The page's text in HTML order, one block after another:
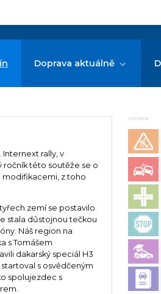
Doprava aktuálně
rally, v
ročník této soutěže se o
modifikacemi, z toho
zemí se postavilo
stala důstojnou tečkou
Náš region na
s Tomášem
dakarský speciál H3
s osvědčeným
spolujezdec s
reklama